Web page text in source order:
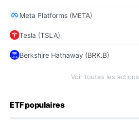
Meta Platforms (META)
Tesla (TSLA)
Berkshire Hathaway (BRK.B)
Voir toutes les
ETF populaires